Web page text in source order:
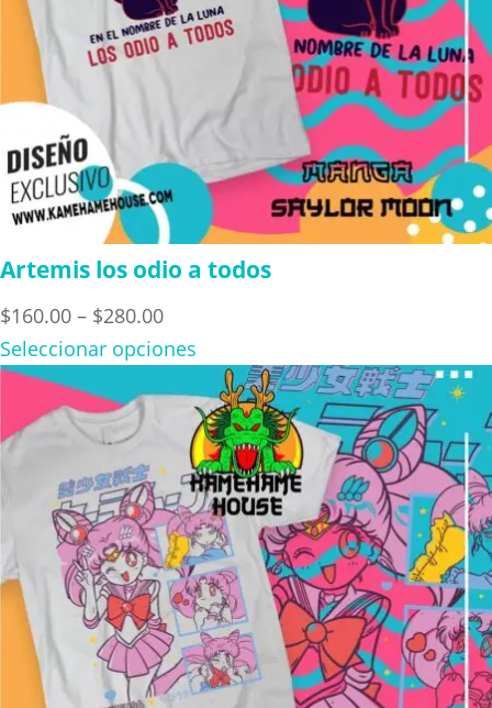
Artemis los odio a todos
$160.00 – $280.00Price
range:
$160.00
through
$280.00
Seleccionar opciones